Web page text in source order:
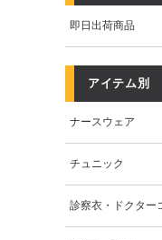
即日出荷商品
アイテム別
ナースウェア
チュニック
診察衣・ドクター